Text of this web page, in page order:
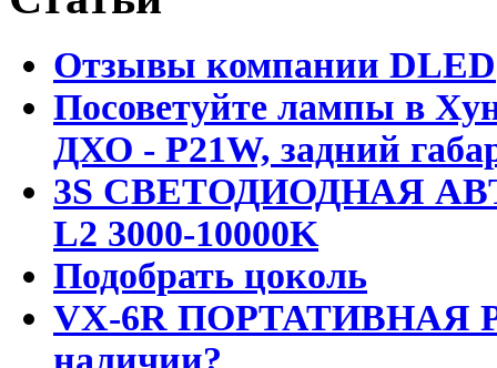
Отзывы компании DLED
Посоветуйте лампы в
ДХО - P21W, задний
3S СВЕТОДИОДНАЯ
L2 3000-10000K
Подобрать цоколь
VX-6R ПОРТАТИВНАЯ
наличии?